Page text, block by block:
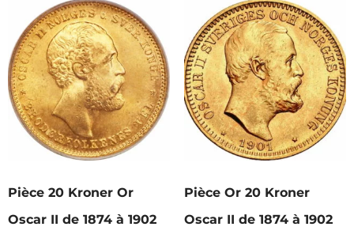
Pièce 20 Kroner Or
Oscar II de 1874 à 1902
Pièce Or 20 Kroner
Oscar II de 1874 à 1902